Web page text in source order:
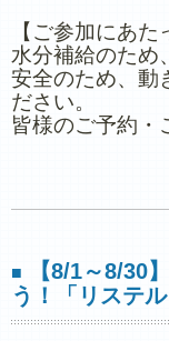
【ご参加にあた
水分補給のため、
安全のため、動
ださい。
皆様のご予約・
■
【8/1～8/30
う！「リステ